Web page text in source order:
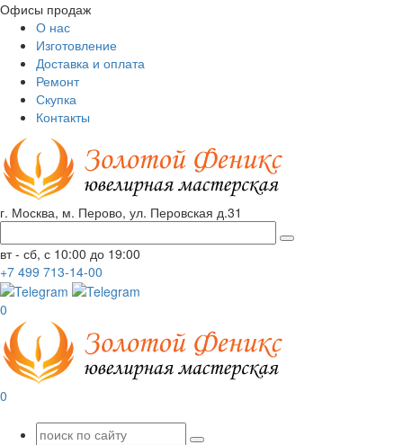
Офисы продаж
О нас
Изготовление
Доставка и оплата
Ремонт
Скупка
Контакты
г. Москва, м. Перово, ул. Перовская д.31
вт - сб, с 10:00 до 19:00
+7 499 713-14-00
0
0